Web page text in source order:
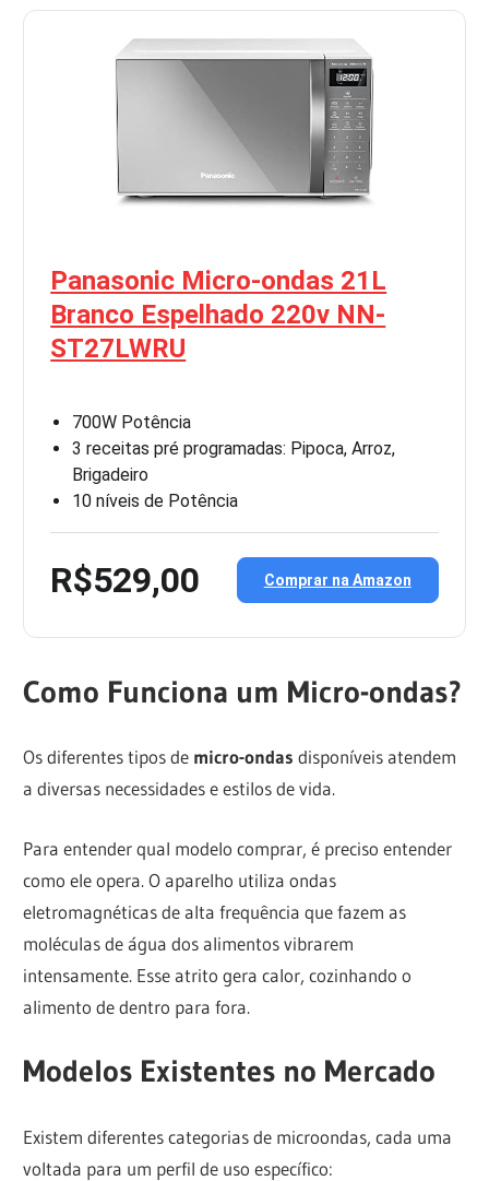
Panasonic Micro-ondas 21L
Branco Espelhado 220v NN-
ST27LWRU
700W Potência
3 receitas pré programadas: Pipoca, Arroz,
Brigadeiro
10 níveis de Potência
R$529,00 Comprar na Amazon
Como Funciona um Micro-ondas?
Os diferentes tipos de micro-ondas disponíveis atendem
a diversas necessidades e estilos de vida.
Para entender qual modelo comprar, é preciso entender
como ele opera. O aparelho utiliza ondas
eletromagnéticas de alta frequência que fazem as
moléculas de água dos alimentos vibrarem
intensamente. Esse atrito gera calor, cozinhando o
alimento de dentro para fora.
Modelos Existentes no Mercado
Existem diferentes categorias de microondas, cada uma
voltada para um perfil de uso específico: